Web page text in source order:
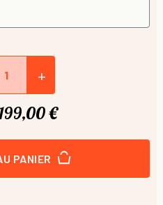
+
€
PANIER